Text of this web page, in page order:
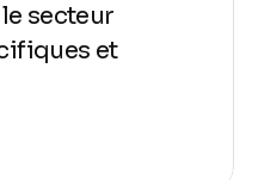
secteur
et